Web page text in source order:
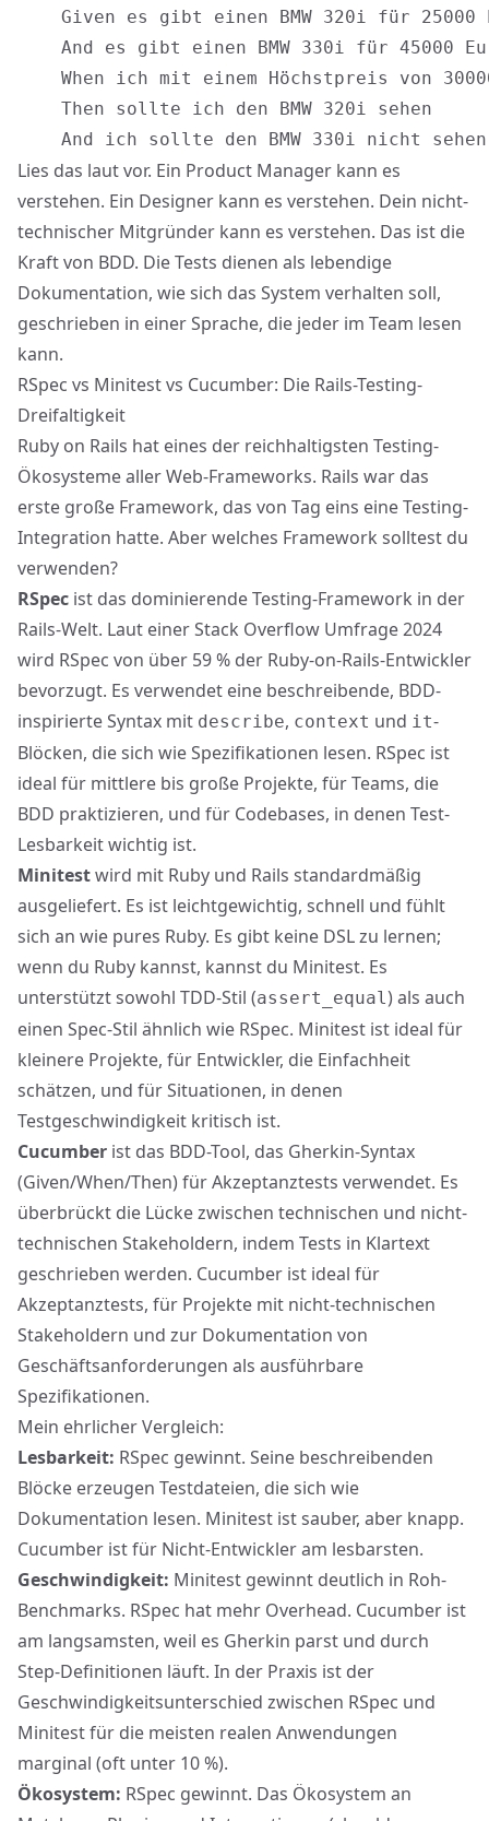
Given es gibt einen BMW 320i für 25000
And es gibt einen BMW 330i für 45000
When ich mit einem Höchstpreis von
    Then sollte ich den BMW 320i sehen
Lies das laut vor. Ein Product Manager kann es
verstehen. Ein Designer kann es verstehen. Dein nicht-
technischer Mitgründer kann es verstehen. Das ist die
Kraft von BDD. Die Tests dienen als lebendige
Dokumentation, wie sich das System verhalten soll,
geschrieben in einer Sprache, die jeder im Team lesen
kann.
RSpec vs Minitest vs Cucumber: Die Rails-Testing-
Dreifaltigkeit
Ruby on Rails hat eines der reichhaltigsten Testing-
Ökosystemealler Web-Frameworks. Rails war das
erste große Framework, das von Tag eins eine Testing-
Integration hatte. Aber welches Framework solltest du
verwenden?
RSpec ist das dominierende Testing-Framework in der
Rails-Welt. Laut einer Stack Overflow Umfrage 2024
wird RSpec von über 59 % der Ruby-on-Rails-Entwickler
bevorzugt. Es verwendet eine beschreibende, BDD-
inspirierte Syntax mit describe, context und it-
Blöcken, die sich wie Spezifikationen lesen. RSpec ist
ideal für mittlere bis große Projekte, für Teams, die
BDD praktizieren, und für Codebases, in denen Test-
Lesbarkeit wichtig ist.
Minitestwird mit Ruby und Rails standardmäßig
ausgeliefert. Es ist leichtgewichtig, schnell und fühlt
sich an wie pures Ruby. Es gibt keine DSL zu lernen;
wenn du Ruby kannst, kannst du Minitest. Es
unterstützt sowohl TDD-Stil (assert_equal) als auch
einen Spec-Stil ähnlich wie RSpec. Minitest ist ideal für
kleinere Projekte, für Entwickler, die Einfachheit
schätzen, und für Situationen, in denen
Testgeschwindigkeit kritisch ist.
Cucumber ist das BDD-Tool, das Gherkin-Syntax
(Given/When/Then) für Akzeptanztests verwendet. Es
überbrückt die Lücke zwischen technischen und nicht-
technischen Stakeholdern, indem Tests in Klartext
geschrieben werden. Cucumber ist ideal für
Akzeptanztests, für Projekte mit nicht-technischen
Stakeholdern und zur Dokumentation von
Geschäftsanforderungen als ausführbare
Spezifikationen.
Mein ehrlicher Vergleich:
Lesbarkeit: RSpec gewinnt. Seine beschreibenden
Blöcke erzeugen Testdateien, die sich wie
Dokumentation lesen. Minitest ist sauber, aber knapp.
Cucumber ist für Nicht-Entwickler am lesbarsten.
Geschwindigkeit: Minitest gewinnt deutlich in Roh-
Benchmarks. RSpec hat mehr Overhead. Cucumber ist
am langsamsten, weil es Gherkin parst und durch
Step-Definitionen läuft. In der Praxis ist der
Geschwindigkeitsunterschied zwischen RSpec und
Minitest für die meisten realen Anwendungen
marginal (oft unter 10 %).
Ökosystem: RSpec gewinnt. Das Ökosystem an